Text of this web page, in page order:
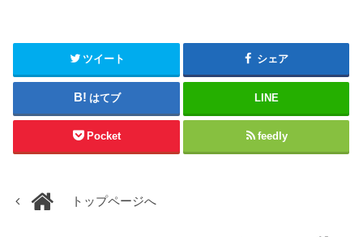
ツイート シェア
はてブ LINE
Pocket feedly
トップページへ